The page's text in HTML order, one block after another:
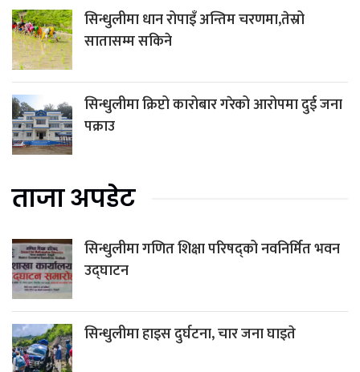
सिन्धुलीमा धान रोपाइँ अन्तिम चरणमा,तेस्रो
सातासम्म सकिने
सिन्धुलीमा क्रिप्टो कारोबार गरेको आरोपमा दुई जना
पक्राउ
ताजा अपडेट
सिन्धुलीमा गणित शिक्षा परिषद्को नवनिर्मित भवन
उद्घाटन
सिन्धुलीमा हाइस दुर्घटना, चार जना घाइते